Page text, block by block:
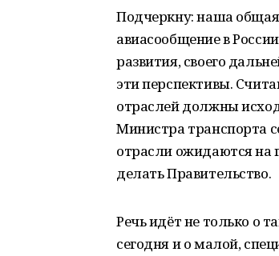
Подчеркну: наша общая
авиасообщение в
развития, своего
эти перспективы.
отраслей должны
Министра транспорта
отрасли ожидаются на
делать Правительство.
Речь идёт не только о
сегодня и о малой,